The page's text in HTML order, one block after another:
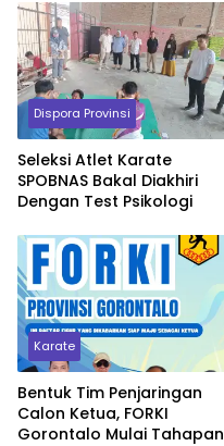
Dispora Provinsi
Seleksi Atlet Karate
SPOBNAS Bakal Diakhiri
Dengan Test Psikologi
Karate
Bentuk Tim Penjaringan
Calon Ketua, FORKI
Gorontalo Mulai Tahapan